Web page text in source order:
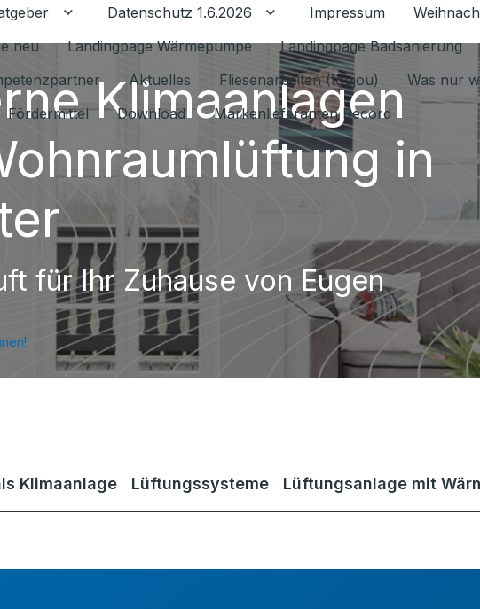
Untermenü für Ratgeber umschalten
Datenschutz 1.6.2026 Untermenü für Datenschutz
Impressum
neu Landingpage Wärmepumpe Landingpage Badsanierung
Aktuelles Fliesenarbeiten (toujou) Was nur
Fördermittel Download Markenlieferanten Record
Klimaanlagen
in
für Ihr Zuhause von Eugen
Klimaanlage Lüftungssysteme Lüftungsanlage mit